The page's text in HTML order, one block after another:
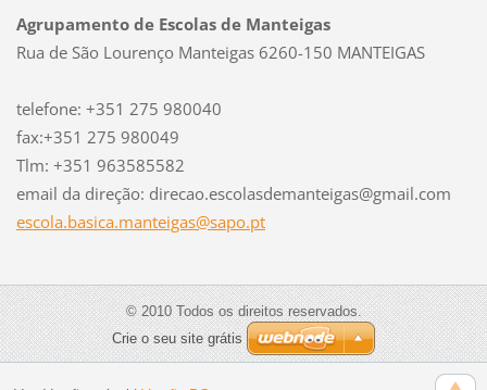
Agrupamento de Escolas de Manteigas
Rua de São Lourenço Manteigas 6260-150 MANTEIGAS
telefone: +351 275 980040
fax:+351 275 980049
Tlm: +351 963585582
email da direção: direcao.escolasdemanteigas@gmail.com
escola.basica.manteigas@sapo.pt
© 2010 Todos os direitos reservados.
Crie o seu site grátis